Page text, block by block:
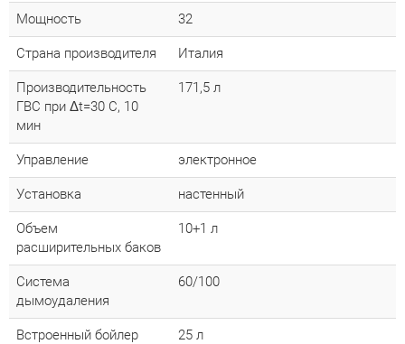
Мощность 32
Страна производителя Италия
Производительность
ГВС при Δt=30 C, 10
мин
171,5 л
Управление электронное
Установка настенный
Объем
расширительных баков
10+1 л
Система
дымоудаления
60/100
Встроенный бойлер 25 л